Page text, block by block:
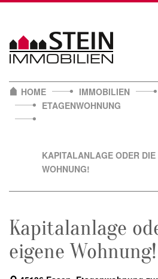
content
HOME
IMMOBILIEN
ETAGENWOHNUNG
KAPITALANLAGE ODER DIE
WOHNUNG!
Kapitalanlage
eigene Wohnung!